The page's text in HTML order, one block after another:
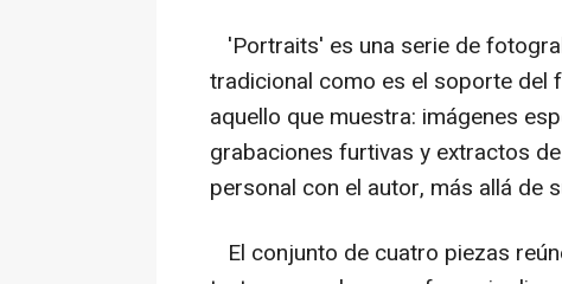
'Portraits' es una serie de
tradicional como es el soporte del
aquello que muestra: imágenes
grabaciones furtivas y extractos
personal con el autor, más allá de
El conjunto de cuatro piezas